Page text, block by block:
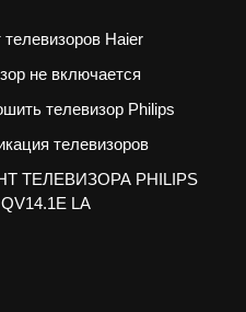
телевизоров Haier
не включается
телевизор Philips
телевизоров
ТЕЛЕВИЗОРА PHILIPS
LA